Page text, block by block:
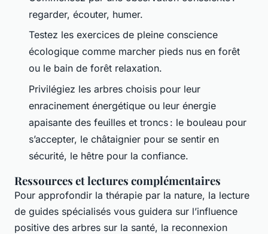
regarder, écouter, humer.
Testez les exercices de pleine conscience
écologique comme marcher pieds nus en forêt
ou le bain de forêt relaxation.
Privilégiez les arbres choisis pour leur
enracinement énergétique ou leur énergie
apaisante des feuilles et troncs : le bouleau pour
s’accepter, le châtaignier pour se sentir en
sécurité, le hêtre pour la confiance.
Ressources et lectures complémentaires
Pour approfondir la thérapie par la nature, la lecture
de guides spécialisés vous guidera sur l’influence
positive des arbres sur la santé, la reconnexion